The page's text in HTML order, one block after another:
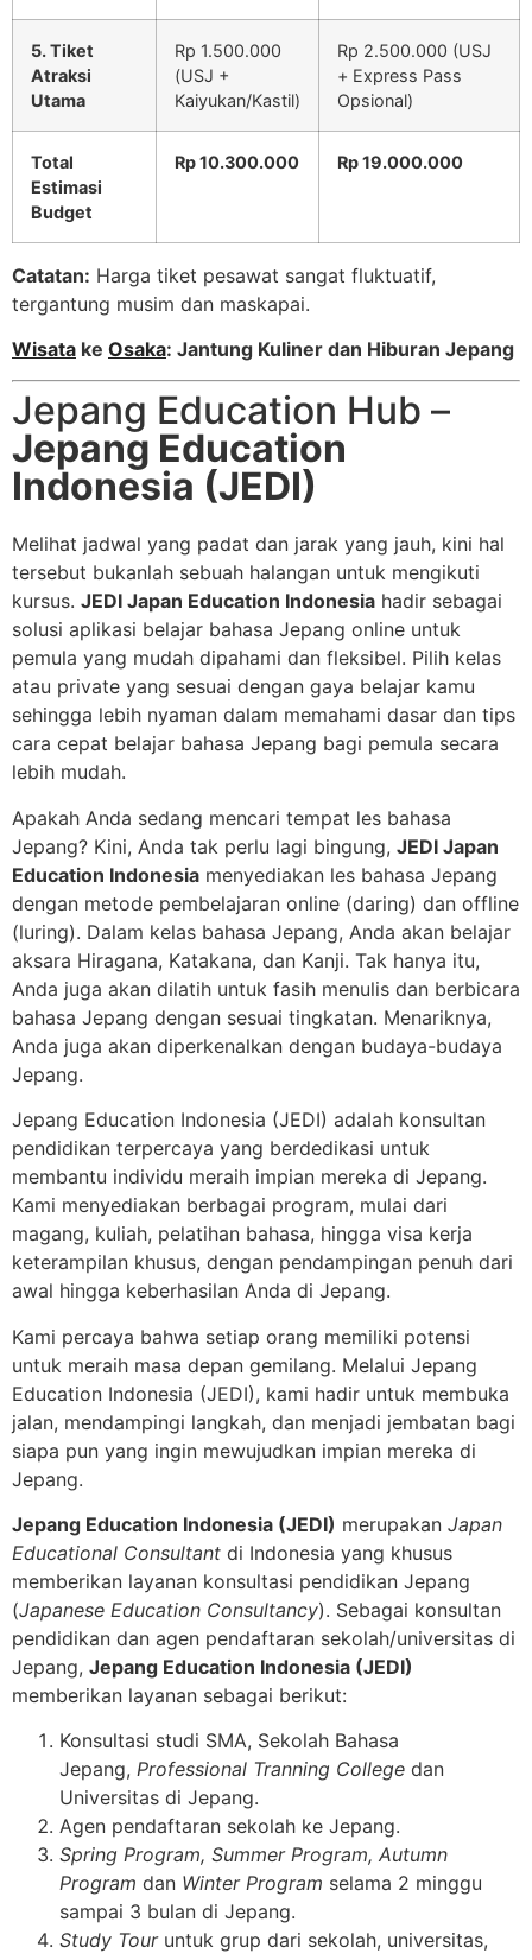
5. Tiket
Atraksi
Utama
Rp 1.500.000
(USJ +
Kaiyukan/Kastil)
Rp 2.500.000 (USJ
+ Express Pass
Opsional)
Total
Estimasi
Budget
Rp 10.300.000 Rp 19.000.000
Catatan: Harga tiket pesawat sangat fluktuatif,
tergantung musim dan maskapai.
Wisata ke Osaka: Jantung Kuliner dan Hiburan Jepang
Jepang Education Hub –
Jepang Education
Indonesia (JEDI)
Melihat jadwal yang padat dan jarak yang jauh, kini hal
tersebut bukanlah sebuah halangan untuk mengikuti
kursus. JEDI Japan Education Indonesia hadir sebagai
solusi aplikasi belajar bahasa Jepang online untuk
pemula yang mudah dipahami dan fleksibel. Pilih kelas
atau private yang sesuai dengan gaya belajar kamu
sehingga lebih nyaman dalam memahami dasar dan tips
cara cepat belajar bahasa Jepang bagi pemula secara
lebih mudah.
Apakah Anda sedang mencari tempat les bahasa
Jepang? Kini, Anda tak perlu lagi bingung, JEDI Japan
Education Indonesia menyediakan les bahasa Jepang
dengan metode pembelajaran online (daring) dan offline
(luring). Dalam kelas bahasa Jepang, Anda akan belajar
aksara Hiragana, Katakana, dan Kanji. Tak hanya itu,
Anda juga akan dilatih untuk fasih menulis dan berbicara
bahasa Jepang dengan sesuai tingkatan. Menariknya,
Anda juga akan diperkenalkan dengan budaya-budaya
Jepang.
Jepang Education Indonesia (JEDI) adalah konsultan
pendidikan terpercaya yang berdedikasi untuk
membantu individu meraih impian mereka di Jepang.
Kami menyediakan berbagai program, mulai dari
magang, kuliah, pelatihan bahasa, hingga visa kerja
keterampilan khusus, dengan pendampingan penuh dari
awal hingga keberhasilan Anda di Jepang.
Kami percaya bahwa setiap orang memiliki potensi
untuk meraih masa depan gemilang. Melalui Jepang
Education Indonesia (JEDI), kami hadir untuk membuka
jalan, mendampingi langkah, dan menjadi jembatan bagi
siapa pun yang ingin mewujudkan impian mereka di
Jepang.
Jepang Education Indonesia (JEDI) merupakan Japan
Educational Consultant di Indonesia yang khusus
memberikan layanan konsultasi pendidikan Jepang
(Japanese Education Consultancy). Sebagai konsultan
pendidikan dan agen pendaftaran sekolah/universitas di
Jepang, Jepang Education Indonesia (JEDI)
memberikan layanan sebagai berikut:
Konsultasi studi SMA, Sekolah Bahasa
Jepang, Professional Tranning College dan
Universitas di Jepang.
Agen pendaftaran sekolah ke Jepang.
Spring Program, Summer Program, Autumn
Program dan Winter Program selama 2 minggu
sampai 3 bulan di Jepang.
Study Touruntuk grup dari sekolah, universitas,